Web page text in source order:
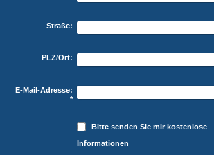
Straße:
PLZ/Ort:
E-Mail-Adresse:
*
Bitte senden Sie mir kostenlose
Informationen